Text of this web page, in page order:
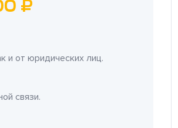
₽
и от юридических лиц.
связи.